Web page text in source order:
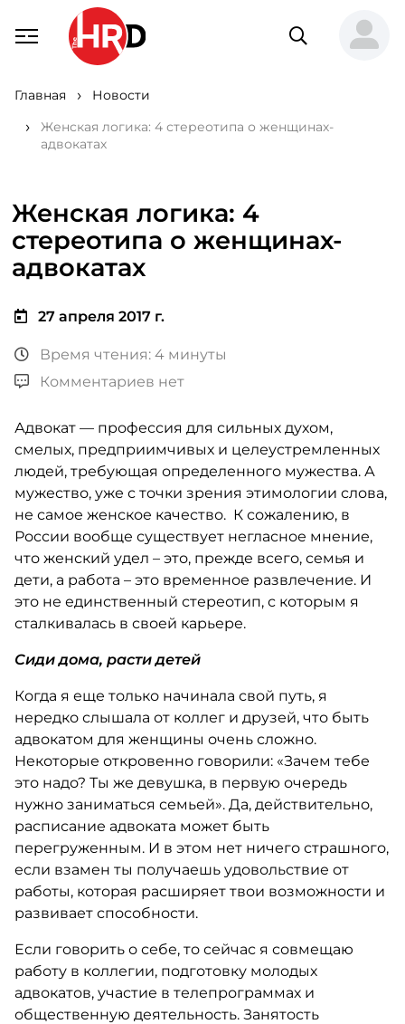
Главная
Новости
Женская логика: 4 стереотипа о женщинах-
адвокатах
Женская логика: 4
стереотипа о женщинах-
адвокатах
27 апреля 2017 г.
Время чтения: 4 минуты
Комментариев нет
Адвокат — профессия для сильных духом,
смелых, предприимчивых и целеустремленных
людей, требующая определенного мужества. А
мужество, уже с точки зрения этимологии слова,
не самое женское качество. К сожалению, в
России вообще существует негласное мнение,
что женский удел – это, прежде всего, семья и
дети, а работа – это временное развлечение. И
это не единственный стереотип, с которым я
сталкивалась в своей карьере.
Сиди дома, расти детей
Когда я еще только начинала свой путь, я
нередко слышала от коллег и друзей, что быть
адвокатом для женщины очень сложно.
Некоторые откровенно говорили: «Зачем тебе
это надо? Ты же девушка, в первую очередь
нужно заниматься семьей». Да, действительно,
расписание адвоката может быть
перегруженным. И в этом нет ничего страшного,
если взамен ты получаешь удовольствие от
работы, которая расширяет твои возможности и
развивает способности.
Если говорить о себе, то сейчас я совмещаю
работу в коллегии, подготовку молодых
адвокатов, участие в телепрограммах и
общественную деятельность. Занятость